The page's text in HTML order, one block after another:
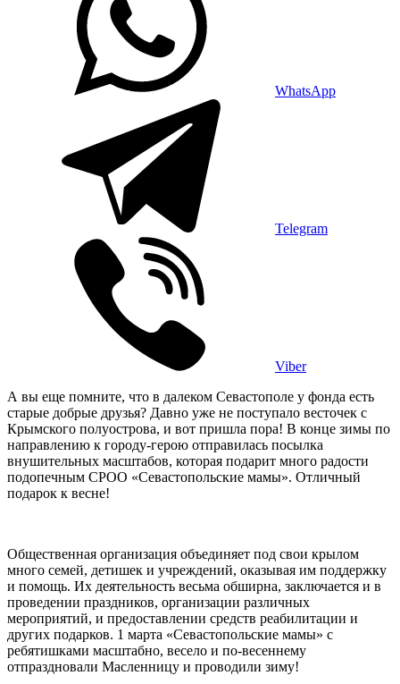
WhatsApp
Telegram
Viber
А вы еще помните, что в далеком Севастополе у фонда есть
старые добрые друзья? Давно уже не поступало весточек с
Крымского полуострова, и вот пришла пора! В конце зимы по
направлению к городу-герою отправилась посылка
внушительных масштабов, которая подарит много радости
подопечным СРОО «Севастопольские мамы». Отличный
подарок к весне!
Общественная организация объединяет под свои крылом
много семей, детишек и учреждений, оказывая им поддержку
и помощь. Их деятельность весьма обширна, заключается и в
проведении праздников, организации различных
мероприятий, и предоставлении средств реабилитации и
других подарков. 1 марта «Севастопольские мамы» с
ребятишками масштабно, весело и по-весеннему
отпраздновали Масленницу и проводили зиму!